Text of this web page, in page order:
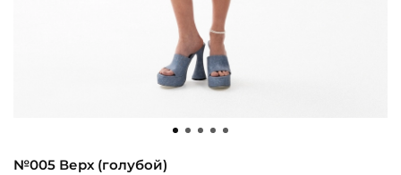
№005 Верх (голубой)